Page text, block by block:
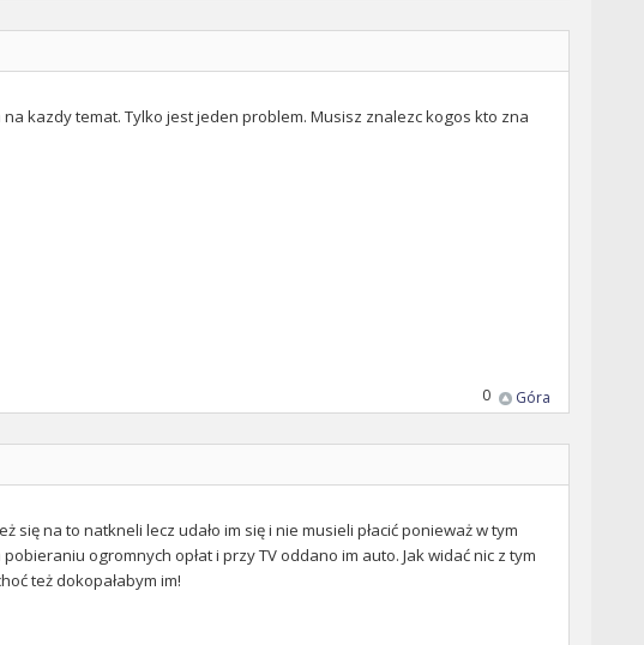
kazdy temat. Tylko jest jeden problem. Musisz znalezc kogos kto zna
Góra
0
się na to natkneli lecz udało im się i nie musieli płacić ponieważ w tym
ogromnych opłat i przy TV oddano im auto. Jak widać nic z tym
też dokopałabym im!